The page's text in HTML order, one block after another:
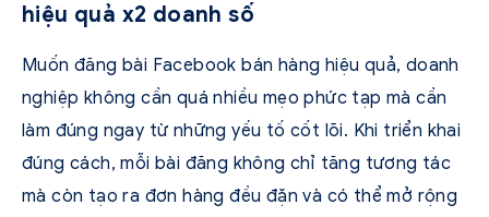
hiệu quả x2 doanh số
Muốn đăng bài Facebook bán hàng hiệu quả, doanh
nghiệp không cần quá nhiều mẹo phức tạp mà cần
làm đúng ngay từ những yếu tố cốt lõi. Khi triển khai
đúng cách, mỗi bài đăng không chỉ tăng tương tác
mà còn tạo ra đơn hàng đều đặn và có thể mở rộng